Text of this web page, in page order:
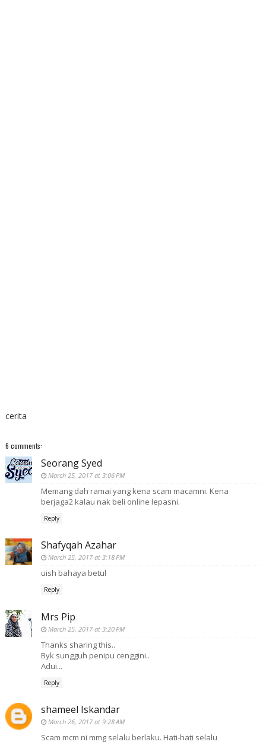
cerita
6 comments:
Seorang Syed
March 25, 2017 at 3:06 PM
Memang dah ramai yang kena scam macamni. Kena
berjaga2 kalau nak beli online lepasni.
Reply
Shafyqah Azahar
March 25, 2017 at 3:18 PM
uish bahaya betul
Reply
Mrs Pip
March 25, 2017 at 3:20 PM
Thanks sharing this..
Byk sungguh penipu cenggini..
Adui...
Reply
shameel Iskandar
March 26, 2017 at 9:28 AM
Scam mcm ni mmg selalu berlaku. Hati-hati selalu